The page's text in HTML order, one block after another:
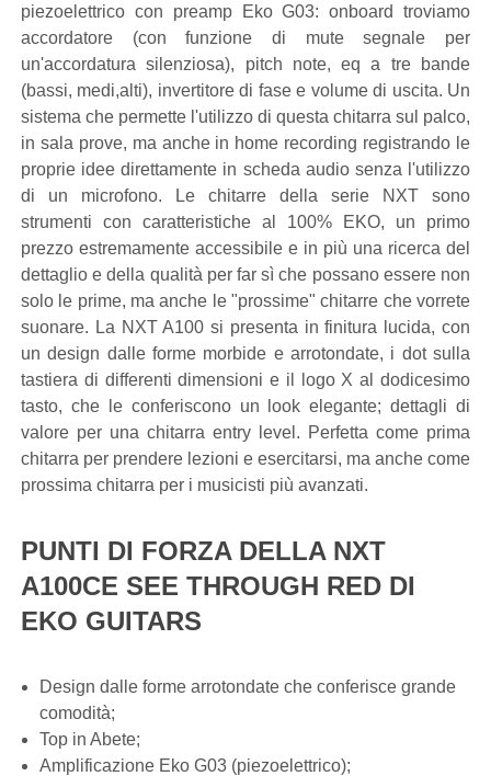
piezoelettrico con preamp Eko G03: onboard troviamo
accordatore (con funzione di mute segnale per
un'accordatura silenziosa), pitch note, eq a tre bande
(bassi, medi,alti), invertitore di fase e volume di uscita. Un
sistema che permette l'utilizzo di questa chitarra sul palco,
in sala prove, ma anche in home recording registrando le
proprie idee direttamente in scheda audio senza l'utilizzo
di un microfono. Le chitarre della serie NXT sono
strumenti con caratteristiche al 100% EKO, un primo
prezzo estremamente accessibile e in più una ricerca del
dettaglio e della qualità per far sì che possano essere non
solo le prime, ma anche le "prossime" chitarre che vorrete
suonare. La NXT A100 si presenta in finitura lucida, con
un design dalle forme morbide e arrotondate, i dot sulla
tastiera di differenti dimensioni e il logo X al dodicesimo
tasto, che le conferiscono un look elegante; dettagli di
valore per una chitarra entry level. Perfetta come prima
chitarra per prendere lezioni e esercitarsi, ma anche come
prossima chitarra per i musicisti più avanzati.
PUNTI DI FORZA DELLA NXT
A100CE SEE THROUGH RED DI
EKO GUITARS
Design dalle forme arrotondate che conferisce grande
comodità;
Top in Abete;
Amplificazione Eko G03 (piezoelettrico);